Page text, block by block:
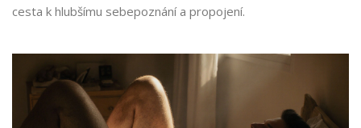
cesta k hlubšímu sebepoznání a propojení.